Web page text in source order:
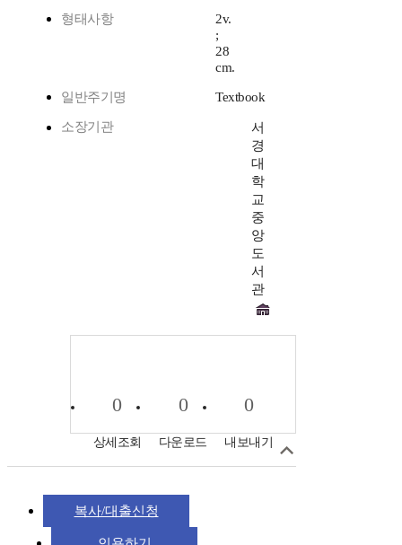
형태사항
2v.
;
28
cm.
일반주기명 Textbook
소장기관
서
경
대
학
교
중
앙
도
서
관
0
상세조회
0
다운로드
0
내보내기
복사/대출신청